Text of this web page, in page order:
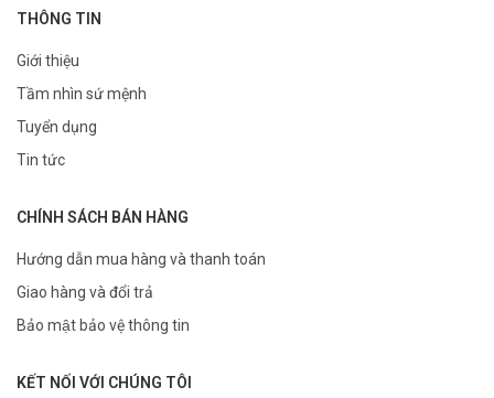
THÔNG TIN
Giới thiệu
Tầm nhìn sứ mệnh
Tuyển dụng
Tin tức
CHÍNH SÁCH BÁN HÀNG
Hướng dẫn mua hàng và thanh toán
Giao hàng và đổi trả
Bảo mật bảo vệ thông tin
KẾT NỐI VỚI CHÚNG TÔI